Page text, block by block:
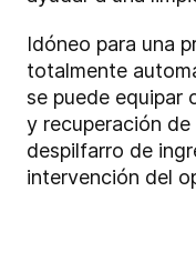
Idóneo para una
totalmente
se puede equipar
y recuperación
despilfarro de
intervención del